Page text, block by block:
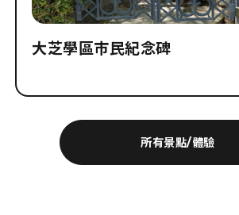
所有景點/體驗
大芝學區市民紀念碑